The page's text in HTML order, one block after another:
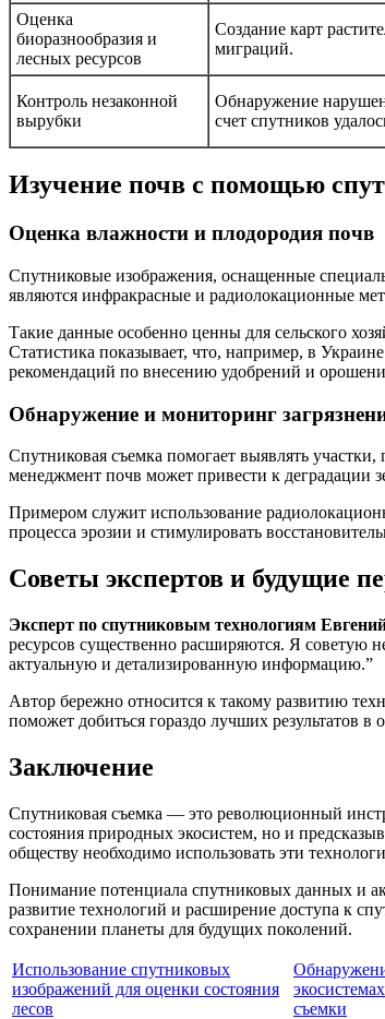
Оценка
биоразнообразия и
лесных ресурсов
Создание карт
миграций.
Контроль незаконной
вырубки
Обнаружение
счет спутников
Изучение почв с помощью
Оценка влажности и плодородия почв
Спутниковые изображения, оснащенные
являются инфракрасные и радиолокационные
Такие данные особенно ценны для сельского
Статистика показывает, что, например, в
рекомендаций по внесению удобрений и
Обнаружение и мониторинг
Спутниковая съемка помогает выявлять
менеджмент почв может привести к деградации
Примером служит использование
процесса эрозии и стимулировать
Советы экспертов и будущие
Эксперт по спутниковым технологиям
ресурсов существенно расширяются. Я советую
актуальную и детализированную информацию.”
Автор бережно относится к такому развитию
поможет добиться гораздо лучших результатов
Заключение
Спутниковая съемка — это революционный
состояния природных экосистем, но и
обществу необходимо использовать эти
Понимание потенциала спутниковых данных и
развитие технологий и расширение доступа к
сохранении планеты для будущих поколений.
Использование спутниковых
изображений для оценки состояния
лесов
съемки